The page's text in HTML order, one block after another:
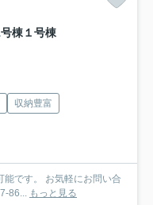
棟１号棟
収納豊富
です。 お気軽にお問い合
86...
もっと見る